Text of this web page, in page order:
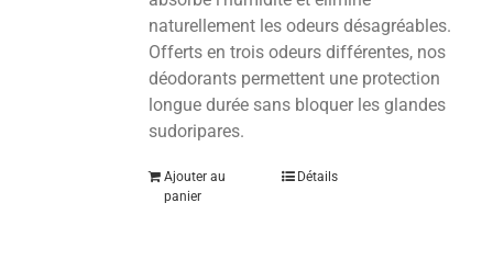
naturellement les odeurs désagréables.
Offerts en trois odeurs différentes, nos
déodorants permettent une protection
longue durée sans bloquer les glandes
sudoripares.
Ajouter au
panier
Détails